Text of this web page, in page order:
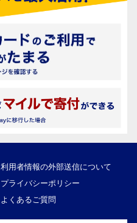
利用者情報の外部送信について
プライバシーポリシー
よくあるご質問